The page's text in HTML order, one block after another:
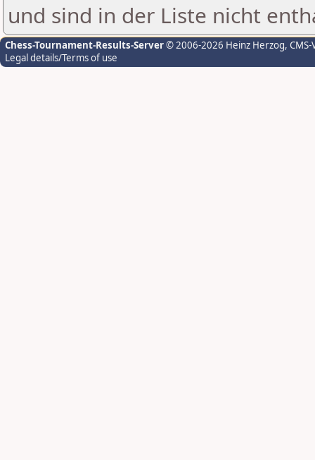
und sind in der Liste nicht
Chess-Tournament-Results-Server© 2006-2026 Heinz Herzog,
Legal details/Terms of use